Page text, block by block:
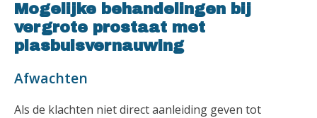
Mogelijke behandelingen bij
vergrote prostaat met
plasbuisvernauwing
Afwachten
Als de klachten niet direct aanleiding geven tot